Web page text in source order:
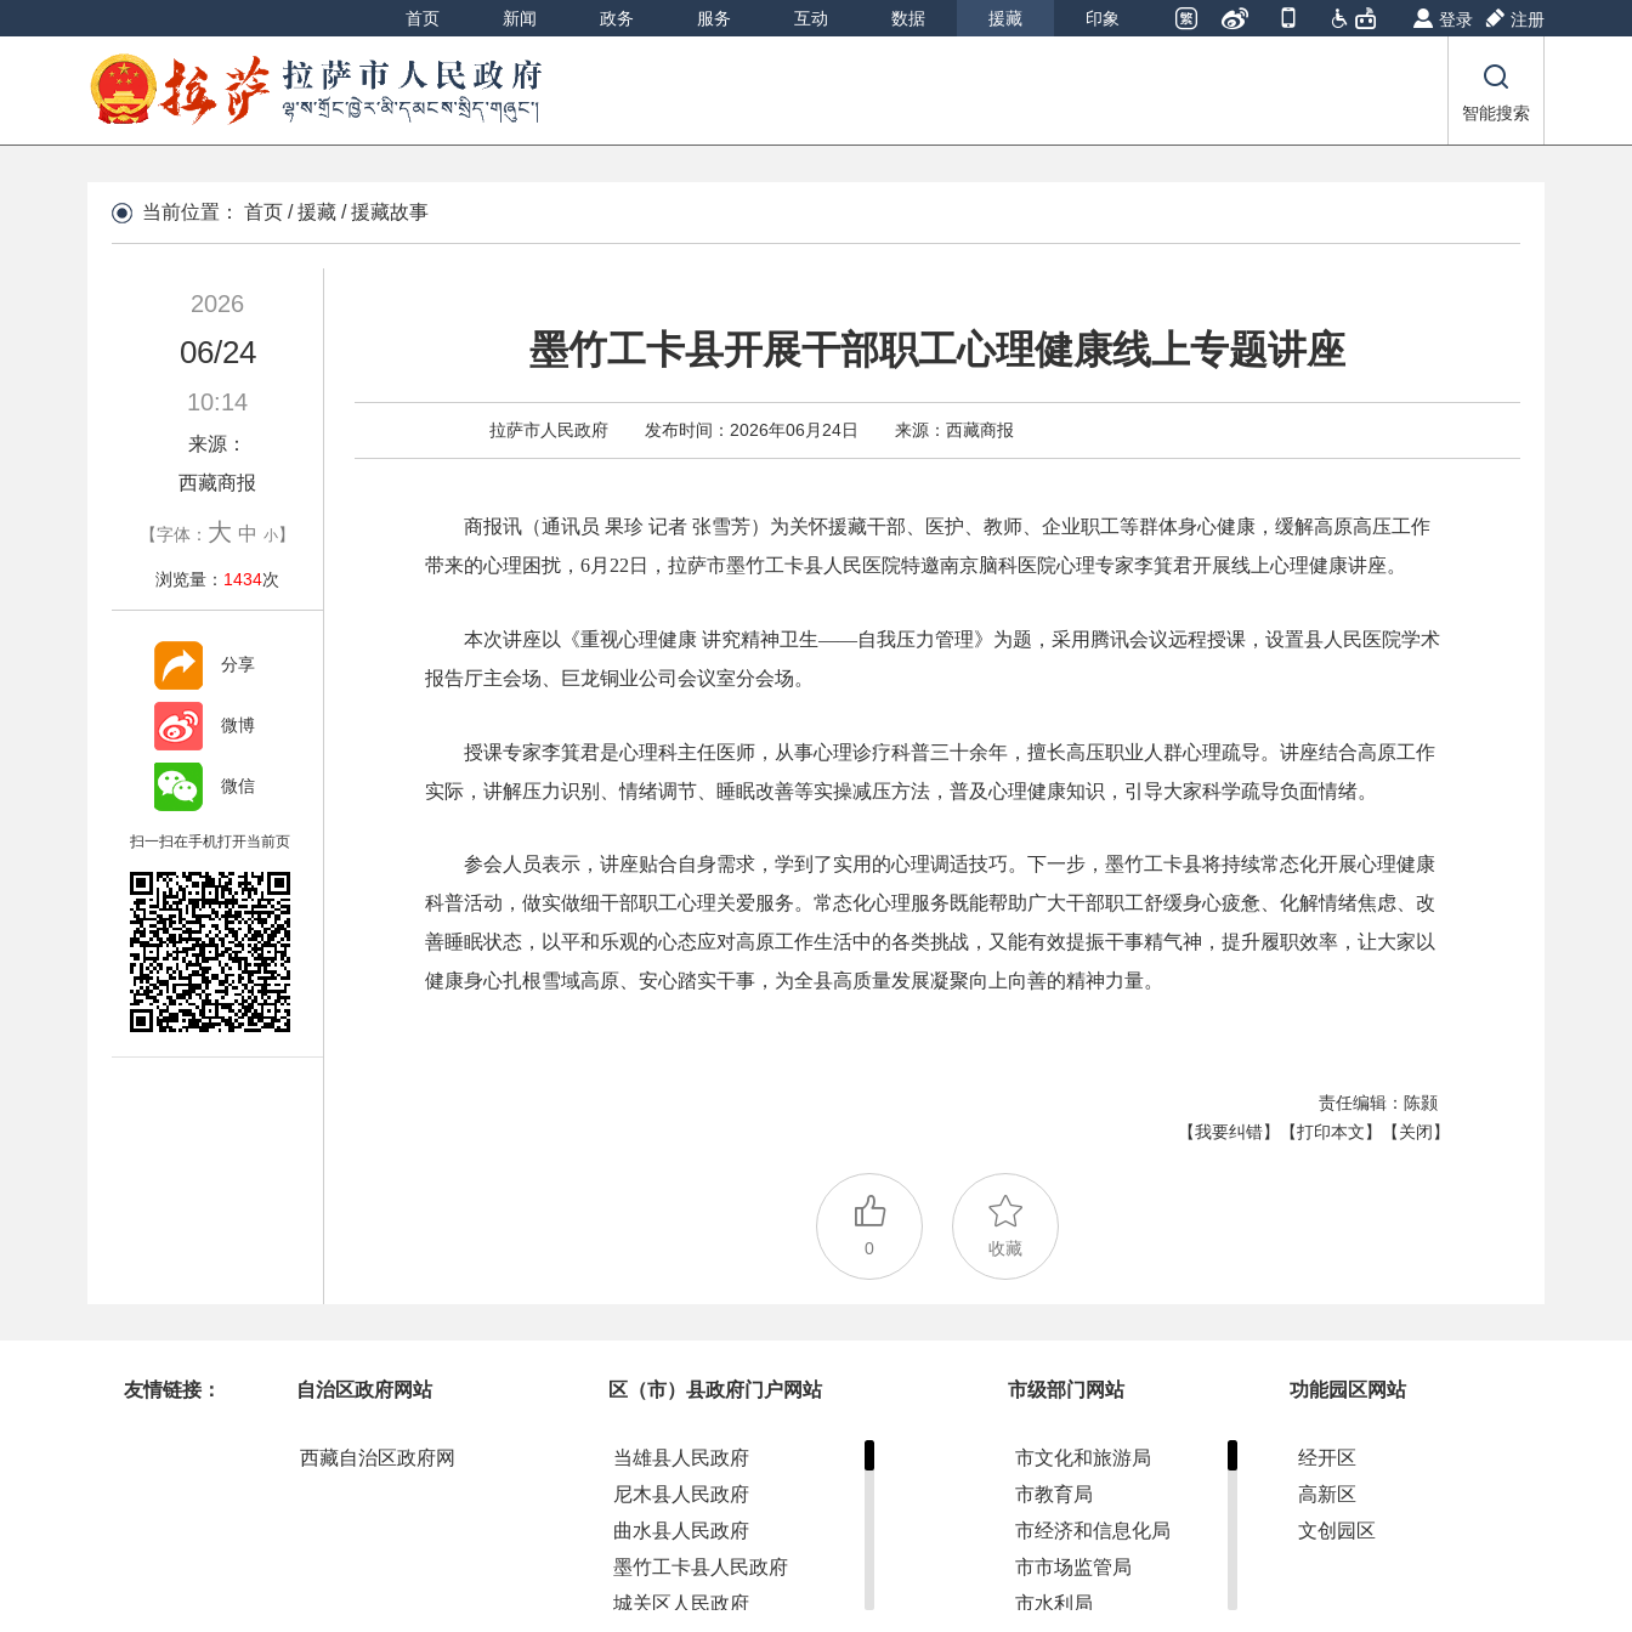
登录 注册
首页 新闻 政务 服务 互动 数据 援藏 印象
智能搜索
当前位置： 首页 /援藏 /援藏故事
2026
06/24
10:14
来源：
西藏商报
【字体： 大 中 小】
浏览量： 1434次
分享
微博
微信
扫一扫在手机打开当前页
墨竹工卡县开展干部职工心理健康线上专题讲座
拉萨市人民政府 发布时间：2026年06月24日 来源：西藏商报
商报讯（通讯员 果珍 记者 张雪芳）为关怀援藏干部、医护、教师、企业职工等群体身心健康，缓解高原高压工作
带来的心理困扰，6月22日，拉萨市墨竹工卡县人民医院特邀南京脑科医院心理专家李箕君开展线上心理健康讲座。
本次讲座以《重视心理健康 讲究精神卫生——自我压力管理》为题，采用腾讯会议远程授课，设置县人民医院学术
报告厅主会场、巨龙铜业公司会议室分会场。
授课专家李箕君是心理科主任医师，从事心理诊疗科普三十余年，擅长高压职业人群心理疏导。讲座结合高原工作
实际，讲解压力识别、情绪调节、睡眠改善等实操减压方法，普及心理健康知识，引导大家科学疏导负面情绪。
参会人员表示，讲座贴合自身需求，学到了实用的心理调适技巧。下一步，墨竹工卡县将持续常态化开展心理健康
科普活动，做实做细干部职工心理关爱服务。常态化心理服务既能帮助广大干部职工舒缓身心疲惫、化解情绪焦虑、改
善睡眠状态，以平和乐观的心态应对高原工作生活中的各类挑战，又能有效提振干事精气神，提升履职效率，让大家以
健康身心扎根雪域高原、安心踏实干事，为全县高质量发展凝聚向上向善的精神力量。
责任编辑：陈颢
【我要纠错】
【打印本文】 【关闭】
0 收藏
友情链接： 自治区政府网站 区（市）县政府门户网站 市级部门网站 功能园区网站
西藏自治区政府网
当雄县人民政府
尼木县人民政府
曲水县人民政府
墨竹工卡县人民政府
城关区人民政府
市文化和旅游局
市教育局
市经济和信息化局
市市场监管局
市水利局
经开区
高新区
文创园区